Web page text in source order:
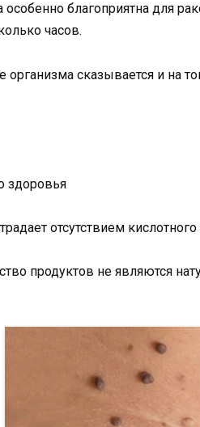
благоприятна для
часов.
сказывается и на
отсутствием кислотного
продуктов не являются